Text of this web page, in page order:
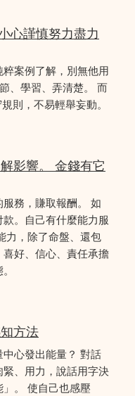
心謹慎努力盡力
案例了解，別無他用
、學習、弄清楚。 而
則，不易輕舉妄動。
影響。 金錢有它
務，賺取報酬。 如
。自己有什麼能力服
力，除了命盤、還包
好、信心、責任承擔
方法
心發出能量？ 對話
、用力，說話用字決
。 使自己也感壓